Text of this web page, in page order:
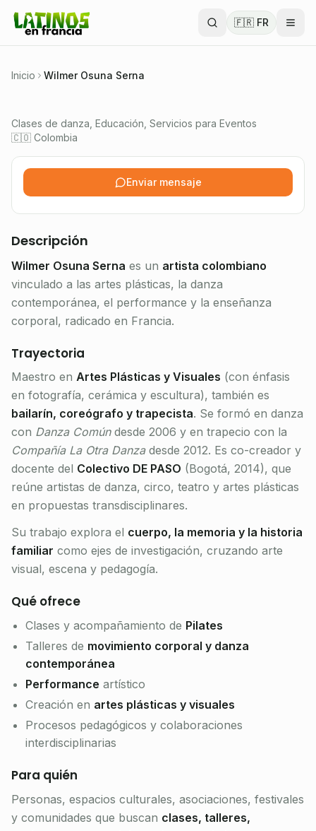
🇫🇷 FR
Inicio Wilmer Osuna Serna
Artista visual colombiano, bailarín, performer y
profesor de pilates en Francia. Danza
contemporánea, arte y pedagogía corporal.
🇨🇴 Colombia
Clases de danza, Educación, Servicios para Eventos
🇨🇴 Colombia
Enviar mensaje
Descripción
Wilmer Osuna Serna es un artista colombiano
vinculado a las artes plásticas, la danza
contemporánea, el performance y la enseñanza
corporal, radicado en Francia.
Trayectoria
Maestro en Artes Plásticas y Visuales (con énfasis
en fotografía, cerámica y escultura), también es
bailarín, coreógrafo y trapecista. Se formó en danza
con Danza Comúndesde 2006 y en trapecio con la
Compañía La Otra Danzadesde 2012. Es co-creador y
docente del Colectivo DE PASO (Bogotá, 2014), que
reúne artistas de danza, circo, teatro y artes plásticas
en propuestas transdisciplinares.
Su trabajo explora el cuerpo, la memoria y la historia
familiar como ejes de investigación, cruzando arte
visual, escena y pedagogía.
Qué ofrece
Clases y acompañamiento de Pilates
Talleres de movimiento corporal y danza
contemporánea
Performance artístico
Creación en artes plásticas y visuales
Procesos pedagógicos y colaboraciones
interdisciplinarias
Para quién
Personas, espacios culturales, asociaciones, festivales
y comunidades que buscan clases, talleres,